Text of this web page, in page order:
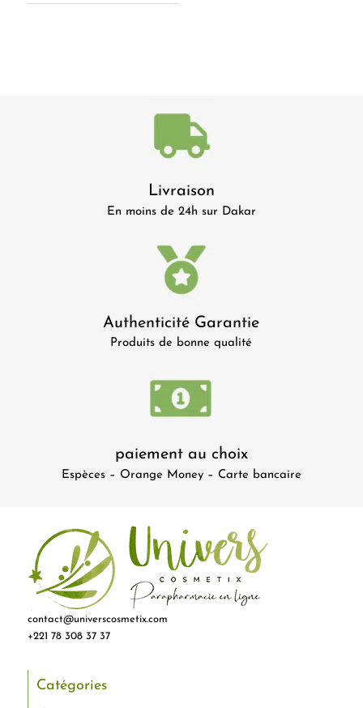
Livraison
En moins de 24h sur Dakar
Authenticité Garantie
Produits de bonne qualité
paiement au choix
Espèces – Orange Money – Carte bancaire
contact@universcosmetix.com
+221 78 308 37 37
Catégories